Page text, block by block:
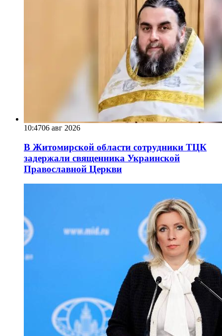
10:4706 авг 2026
В Житомирской области сотрудники ТЦК
задержали священника Украинской
Православной Церкви